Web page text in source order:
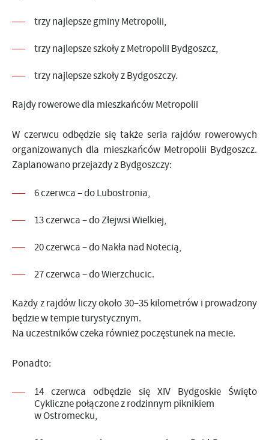
trzy najlepsze gminy Metropolii,
trzy najlepsze szkoły z Metropolii Bydgoszcz,
trzy najlepsze szkoły z Bydgoszczy.
Rajdy rowerowe dla mieszkańców Metropolii
W czerwcu odbędzie się także seria rajdów rowerowych
organizowanych dla mieszkańców Metropolii Bydgoszcz.
Zaplanowano przejazdy z Bydgoszczy:
6 czerwca – do Lubostronia,
13 czerwca – do Złejwsi Wielkiej,
20 czerwca – do Nakła nad Notecią,
27 czerwca – do Wierzchucic.
Każdy z rajdów liczy około 30–35 kilometrów i prowadzony
będzie w tempie turystycznym.
Na uczestników czeka również poczęstunek na mecie.
Ponadto:
14 czerwca odbędzie się XIV Bydgoskie Święto
Cykliczne połączone z rodzinnym piknikiem
w Ostromecku,